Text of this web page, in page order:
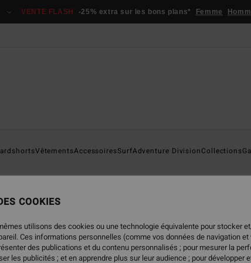
VENTE FLASH -25% extra sur les bons plans* Femme
VêtementsAccessoiresSurfAdventure DivisionCollections
NOUVEAUTÉ NOUVEAUTÉ
COOKIES
utilisons des cookies ou une technologie équivalente pour stocker
Ces informations personnelles (comme vos données de navigation
des publications et du contenu personnalisés ; pour mesurer la
les publicités ; et en apprendre plus sur leur audience ; pour développer